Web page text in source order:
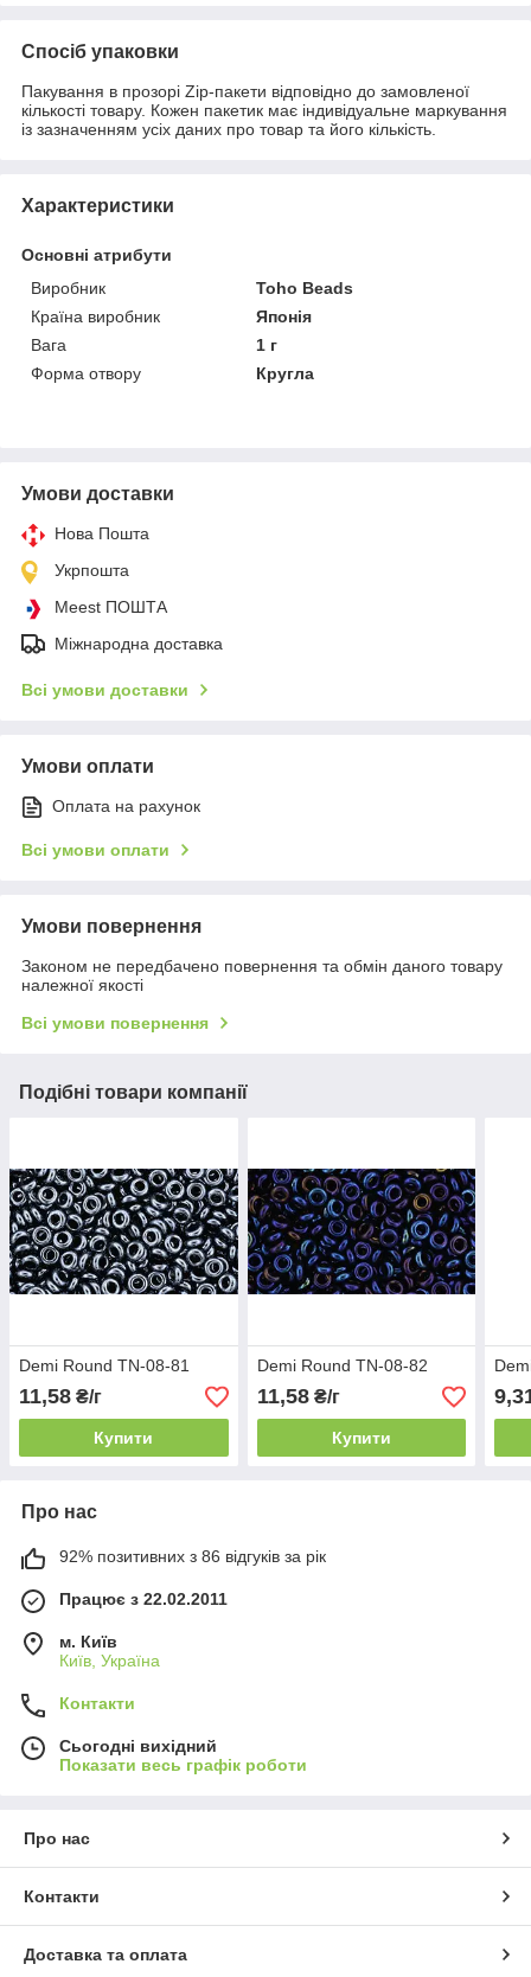
Спосіб упаковки
Пакування в прозорі Zip-пакети відповідно до замовленої
кількості товару. Кожен пакетик має індивідуальне маркування
із зазначенням усіх даних про товар та його кількість.
Характеристики
Основні атрибути
Виробник
Toho Beads
Країна виробник
Японія
Вага
1 г
Форма отвору
Кругла
Умови доставки
Нова Пошта
Укрпошта
Meest ПОШТА
Міжнародна доставка
Всі умови доставки
Умови оплати
Оплата на рахунок
Всі умови оплати
Умови повернення
Законом не передбачено повернення та обмін даного товару
належної якості
Всі умови повернення
Подібні товари компанії
Demi Round TN-08-81
11,58 ₴/г
Купити
Demi Round TN-08-82
11,58₴/г
Купити
Про нас
92% позитивних з 86 відгуків за рік
Працює з 22.02.2011
м. Київ
Київ, Україна
Контакти
Сьогодні вихідний
Показати весь графік роботи
Про нас
Контакти
Доставка та оплата